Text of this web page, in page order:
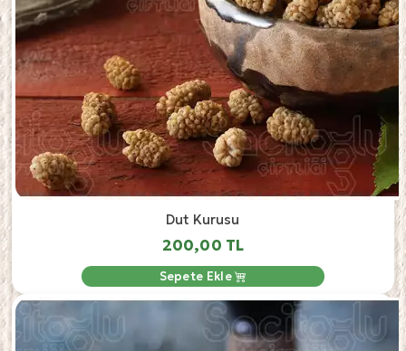
Dut Kurusu
200,00 TL
Sepete Ekle